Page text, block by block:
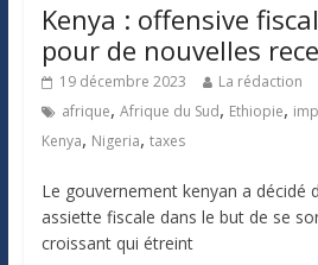
Kenya : offensive
pour de nouvelles
19 décembre 2023 La rédaction
afrique, Afrique du Sud, Ethiopie,
Kenya, Nigeria, taxes
Le gouvernement kenyan a décidé
assiette fiscale dans le but de se
croissant qui étreint